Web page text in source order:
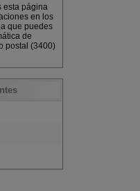
esta página
en los
que puedes
de
postal (3400)